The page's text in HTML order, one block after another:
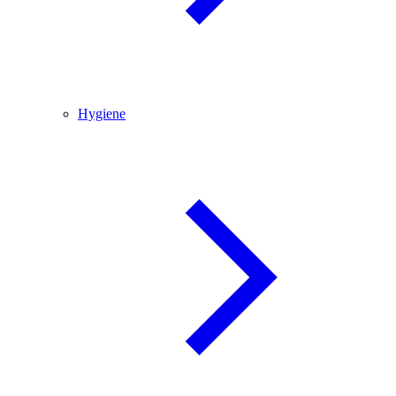
Hygiene